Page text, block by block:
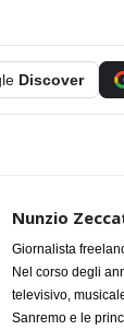
Discover
Nunzio
Giornalista
Nel corso degli
televisivo,
Sanremo e le